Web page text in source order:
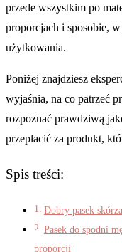
przede wszystkim po
proporcjach i sposobie,
użytkowania.
Poniżej znajdziesz
wyjaśnia, na co patrzeć
rozpoznać prawdziwą
przepłacić za produkt,
Spis treści:
Dobry pasek
Pasek do spodni
proporcji